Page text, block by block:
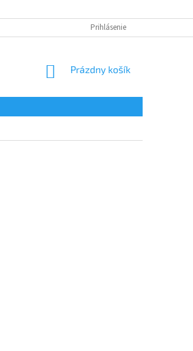
Prihlásenie
NÁKUPNÝ
Prázdny košík